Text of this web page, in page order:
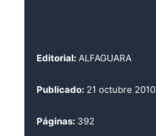
Editorial: ALFAGUARA
Publicado: 21 octubre 2010
Páginas: 392